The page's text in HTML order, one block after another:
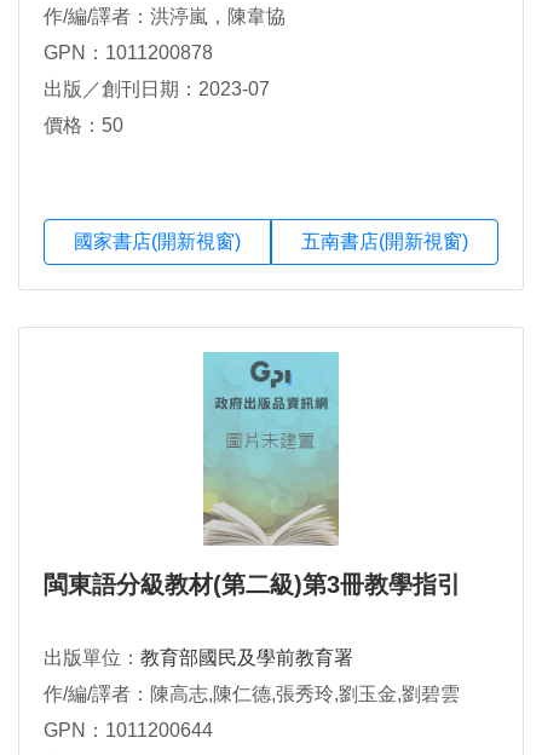
作/編/譯者：洪渟嵐，陳韋協
GPN：1011200878
出版／創刊日期：2023-07
價格：50
國家書店(開新視窗) 五南書店(開新視窗)
閩東語分級教材(第二級)第3冊教學指引
出版單位： 教育部國民及學前教育署
作/編/譯者：陳高志,陳仁德,張秀玲,劉玉金,劉碧雲
GPN：1011200644